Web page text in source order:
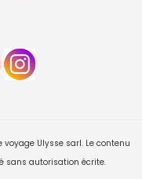
Ulysse sarl. Le contenu
sans autorisation écrite.